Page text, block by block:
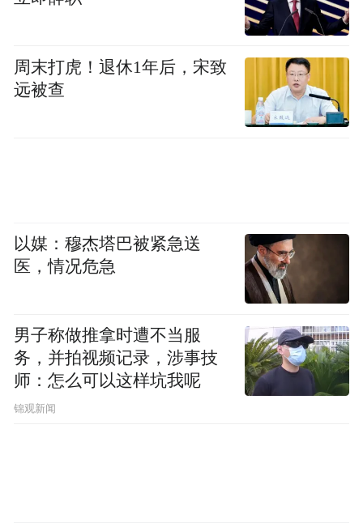
社会环境：营造尊重知识、尊重人才的社会
氛围，提高人才的地位和待遇，使其在社会
才的后顾之忧，让他们能够安心工作。除了
物质方面的支持，还需要关注人才的精神需
求，为其提供情感关怀和心理支持，帮助其
创新平台：为人才提供创新实践的平台和机
会，鼓励其发挥自己的创造力和想象力，推
动科技成果的转化和应用。
周末打虎！退休1年后，宋致
远被查
以媒：穆杰塔巴被紧急送
医，情况危急
男子称做推拿时遭不当服
务，并拍视频记录，涉事技
师：怎么可以这样坑我呢
锦观新闻